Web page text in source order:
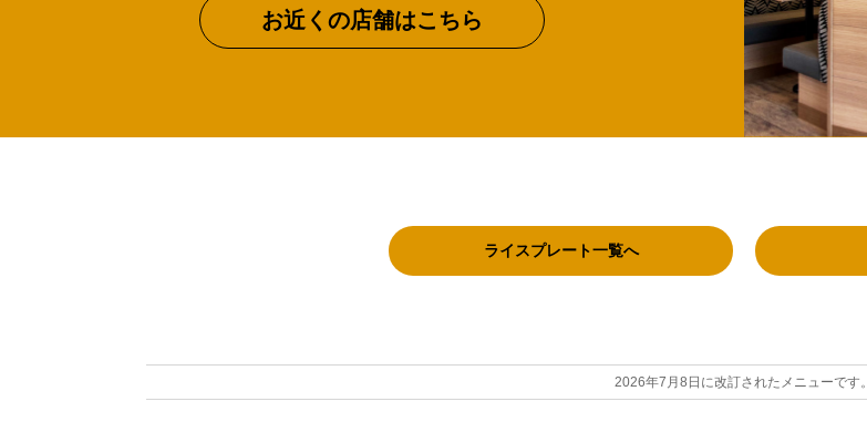
お近くの店舗はこちら
ライスプレート一覧へ
2026年7月8日に改訂されたメニューです。